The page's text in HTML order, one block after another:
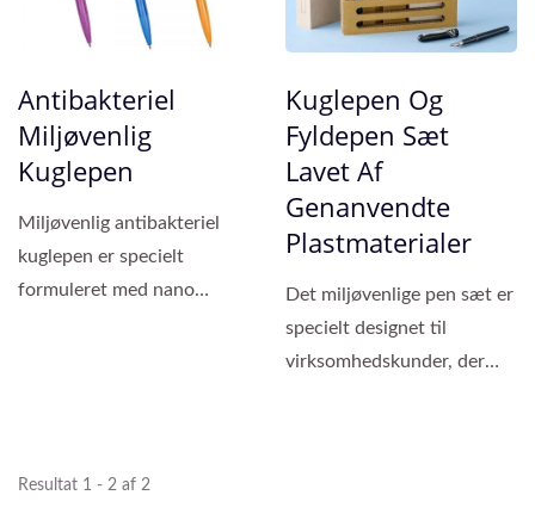
Antibakteriel
Miljøvenlig
Kuglepen
Miljøvenlig antibakteriel
kuglepen er specielt
formuleret med nano
Kuglepen Og
Fyldepen Sæt
Lavet Af
Genanvendte
Plastmaterialer
Det miljøvenlige pen sæt er
specielt designet til
virksomhedskunder, der
Resultat 1 - 2 af 2